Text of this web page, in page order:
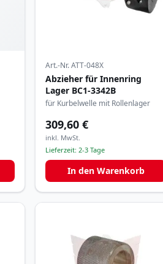
Art.-Nr.ATT-048X
Abzieher für Innenring
Lager BC1-3342B
für Kurbelwelle mit Rollenlager
309,60 €
inkl. MwSt.
Lieferzeit:2-3 Tage
In den Warenkorb